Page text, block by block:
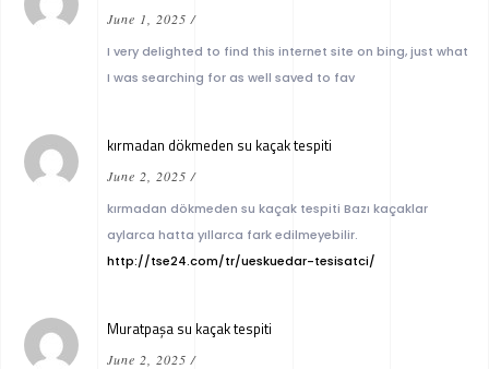
June 1, 2025 /
I very delighted to find this internet site on bing, just what
I was searching for as well saved to fav
kırmadan dökmeden su kaçak tespiti
June 2, 2025 /
kırmadan dökmeden su kaçak tespiti Bazı kaçaklar
aylarca hatta yıllarca fark edilmeyebilir.
http://tse24.com/tr/ueskuedar-tesisatci/
Muratpaşa su kaçak tespiti
June 2, 2025 /